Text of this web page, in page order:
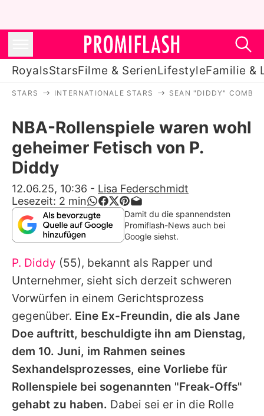
RoyalsStarsFilme & SerienLifestyleFamilie &
Stars
Filme & Serien
Lifestyle
Familie & Liebe
Promiflash Exklusiv
Alle Themen auf Promiflash
Jobs
App runterladen
Team
Redaktionelle Richtlinien
Impressum
STARS INTERNATIONALE STARS SEAN "DIDDY" COMBS
NBA-Rollenspiele waren wohl
geheimer Fetisch von P.
Diddy
12.06.25, 10:36 - Lisa Federschmidt
Lesezeit: 2 min
Damit du die spannendsten
Promiflash-News auch bei
Google siehst.
P. Diddy (55), bekannt als Rapper und
Unternehmer, sieht sich derzeit schweren
Vorwürfen in einem Gerichtsprozess
gegenüber. Eine Ex-Freundin, die als Jane
Doe auftritt, beschuldigte ihn am Dienstag,
dem 10. Juni, im Rahmen seines
Sexhandelsprozesses, eine Vorliebe für
Rollenspiele bei sogenannten "Freak-Offs"
gehabt zu haben. Dabei sei er in die Rolle